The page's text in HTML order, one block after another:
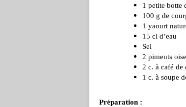
1 petite botte
100 g de
1 yaourt
15 cl d’eau
Sel
2 piments
2 c. à café de
1 c. à soupe
Préparation :